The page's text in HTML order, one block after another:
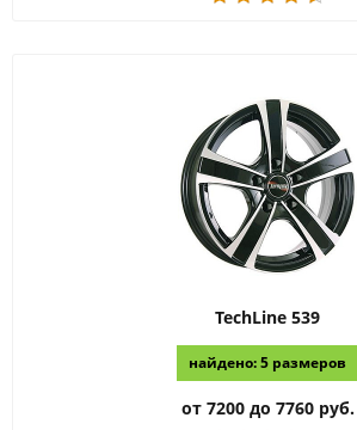
TechLine 539
найдено: 5 размеров
от 7200 до 7760 руб.